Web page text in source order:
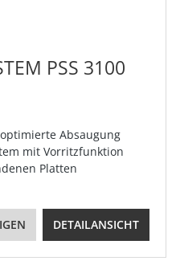
PSS 3100
Absaugung
mit Vorritzfunktion
Platten
DETAILANSICHT